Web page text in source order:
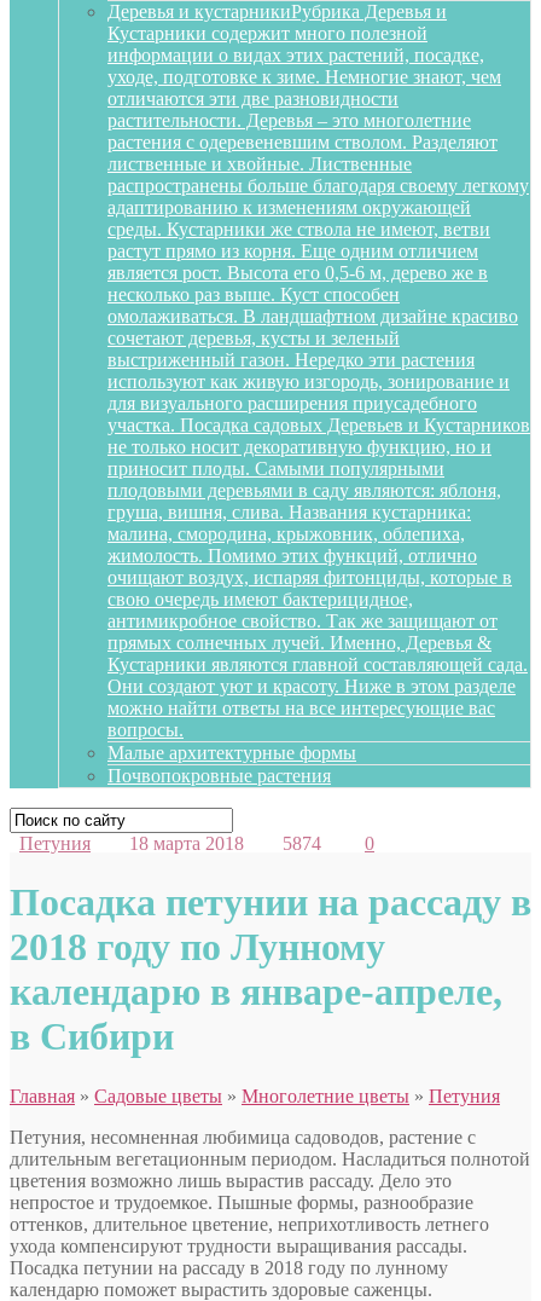
Деревья и кустарникиРубрика Деревья и
Кустарники содержит много полезной
информации о видах этих растений, посадке,
уходе, подготовке к зиме. Немногие знают, чем
отличаются эти две разновидности
растительности. Деревья – это многолетние
растения с одеревеневшим стволом. Разделяют
лиственные и хвойные. Лиственные
распространены больше благодаря своему легкому
адаптированию к изменениям окружающей
среды. Кустарники же ствола не имеют, ветви
растут прямо из корня. Еще одним отличием
является рост. Высота его 0,5-6 м, дерево же в
несколько раз выше. Куст способен
омолаживаться. В ландшафтном дизайне красиво
сочетают деревья, кусты и зеленый
выстриженный газон. Нередко эти растения
используют как живую изгородь, зонирование и
для визуального расширения приусадебного
участка. Посадка садовых Деревьев и Кустарников
не только носит декоративную функцию, но и
приносит плоды. Самыми популярными
плодовыми деревьями в саду являются: яблоня,
груша, вишня, слива. Названия кустарника:
малина, смородина, крыжовник, облепиха,
жимолость. Помимо этих функций, отлично
очищают воздух, испаряя фитонциды, которые в
свою очередь имеют бактерицидное,
антимикробное свойство. Так же защищают от
прямых солнечных лучей. Именно, Деревья &
Кустарники являются главной составляющей сада.
Они создают уют и красоту. Ниже в этом разделе
можно найти ответы на все интересующие вас
вопросы.
Малые архитектурные формы
Почвопокровные растения
Петуния 18 марта 2018 5874 0
Посадка петунии на рассаду в
2018 году по Лунному
календарю в январе-апреле,
в Сибири
Главная » Садовые цветы » Многолетние цветы » Петуния
Петуния, несомненная любимица садоводов, растение с
длительным вегетационным периодом. Насладиться полнотой
цветения возможно лишь вырастив рассаду. Дело это
непростое и трудоемкое. Пышные формы, разнообразие
оттенков, длительное цветение, неприхотливость летнего
ухода компенсируют трудности выращивания рассады.
Посадка петунии на рассаду в 2018 году по лунному
календарю поможет вырастить здоровые саженцы.